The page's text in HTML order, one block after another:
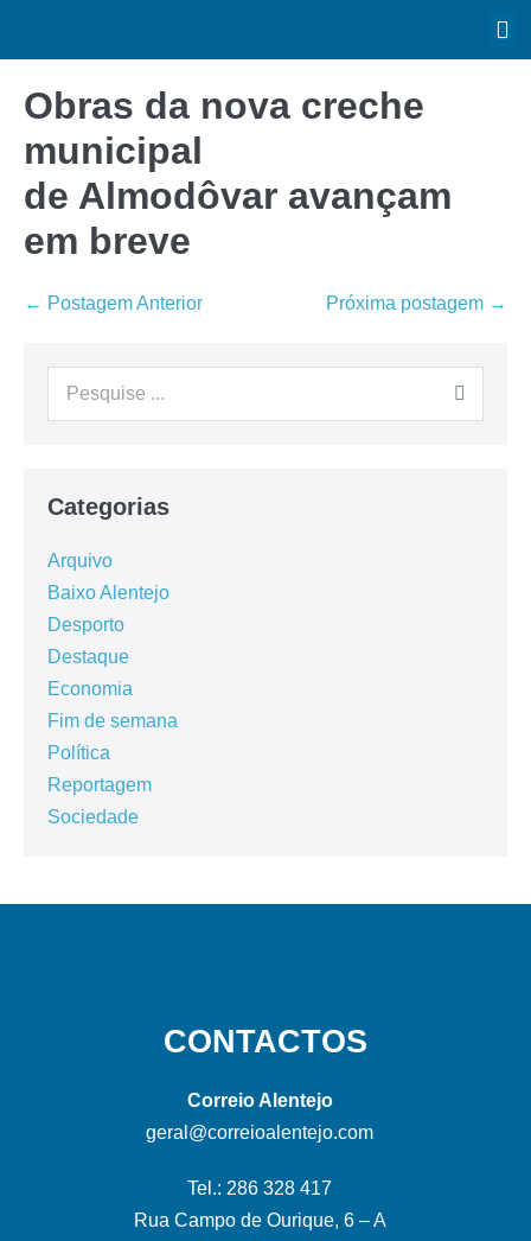
Obras da nova creche
municipal
de Almodôvar avançam
em breve
← Postagem Anterior Próxima postagem →
Categorias
Arquivo
Baixo Alentejo
Desporto
Destaque
Economia
Fim de semana
Política
Reportagem
Sociedade
CONTACTOS
Correio Alentejo
geral@correioalentejo.com
Tel.: 286 328 417
Rua Campo de Ourique, 6 – A